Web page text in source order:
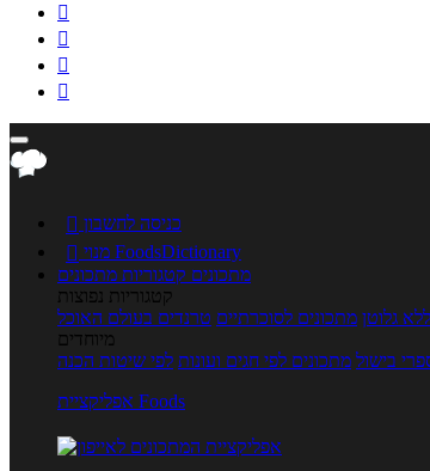




 כניסה לחשבון

מנוי FoodsDictionary
מתכונים קטגוריות מתכונים
קטגוריות נפוצות
גלוטן מתכונים לסוכרתיים טרנדים בעולם האוכל
מיוחדים
בישול מתכונים לפי חגים ועונות לפי שיטות הכנה
אפליקציית Foods